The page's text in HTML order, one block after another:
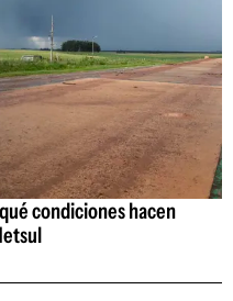
condiciones hacen